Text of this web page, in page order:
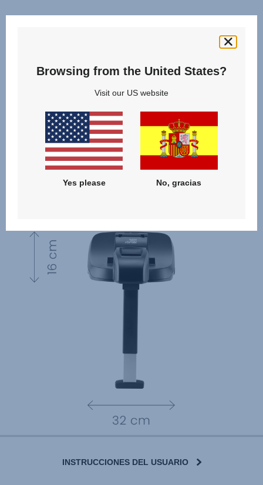
INSTRUCCIONES DEL USUARIO
Browsing from the United States?
Visit our US website
Yes please No, gracias